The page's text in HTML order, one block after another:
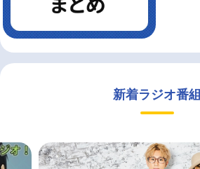
新着ラジオ番組